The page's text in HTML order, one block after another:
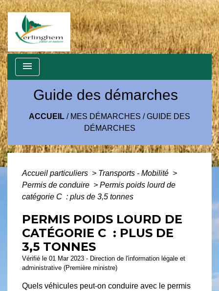
menu
Guide des démarches
ACCUEIL / MES DÉMARCHES /GUIDE DES
DÉMARCHES
Accueil particuliers > Transports - Mobilité >
Permis de conduire > Permis poids lourd de
catégorie C : plus de 3,5 tonnes
PERMIS POIDS LOURD DE
CATÉGORIE C : PLUS DE
3,5 TONNES
Vérifié le 01 Mar 2023 - Direction de l'information légale et
administrative (Première ministre)
Quels véhicules peut-on conduire avec le permis